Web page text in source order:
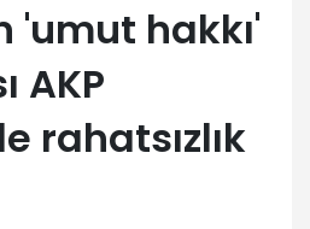
'umut hakkı'
AKP
rahatsızlık